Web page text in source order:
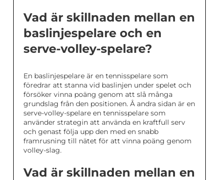
Vad är skillnaden mellan en
baslinjespelare och en
serve-volley-spelare?
En baslinjespelare är en tennisspelare som
föredrar att stanna vid baslinjen under spelet och
försöker vinna poäng genom att slå många
grundslag från den positionen. Å andra sidan är en
serve-volley-spelare en tennisspelare som
använder strategin att använda en kraftfull serv
och genast följa upp den med en snabb
framrusning till nätet för att vinna poäng genom
volley-slag.
Vad är skillnaden mellan en